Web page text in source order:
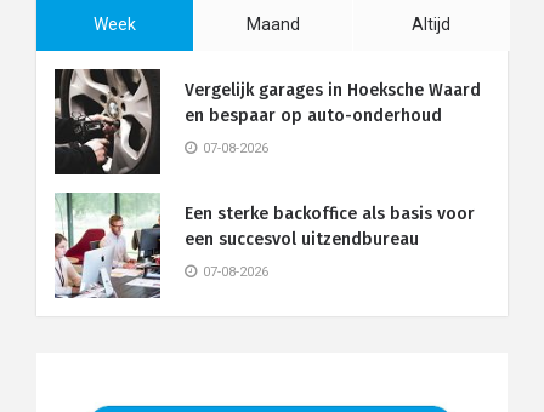
Week Maand Altijd
Vergelijk garages in Hoeksche Waard
en bespaar op auto-onderhoud
07-08-2026
Een sterke backoffice als basis voor
een succesvol uitzendbureau
07-08-2026